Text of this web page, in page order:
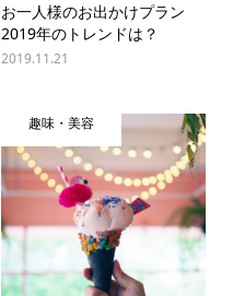
お一人様のお出かけプラン
2019年のトレンドは？
2019.11.21
趣味・美容